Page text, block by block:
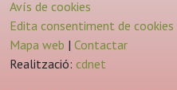
Avís de cookies
Edita consentiment de cookies
Mapa web | Contactar
Realització: cdnet